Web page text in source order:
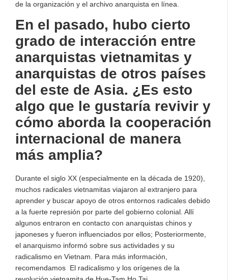
de la organización y el archivo anarquista en línea.
En el pasado, hubo cierto
grado de interacción entre
anarquistas vietnamitas y
anarquistas de otros países
del este de Asia. ¿Es esto
algo que le gustaría revivir y
cómo aborda la cooperación
internacional de manera
más amplia?
Durante el siglo XX (especialmente en la década de 1920),
muchos radicales vietnamitas viajaron al extranjero para
aprender y buscar apoyo de otros entornos radicales debido
a la fuerte represión por parte del gobierno colonial. Allí
algunos entraron en contacto con anarquistas chinos y
japoneses y fueron influenciados por ellos; Posteriormente,
el anarquismo informó sobre sus actividades y su
radicalismo en Vietnam. Para más información,
recomendamos El radicalismo y los orígenes de la